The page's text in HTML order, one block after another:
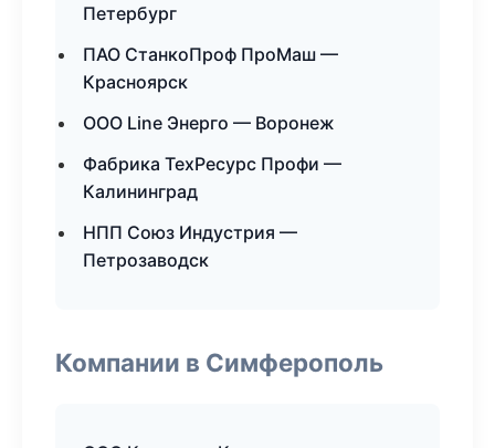
Петербург
ПАО СтанкоПроф ПроМаш —
Красноярск
ООО Line Энерго — Воронеж
Фабрика ТехРесурс Профи —
Калининград
НПП Союз Индустрия —
Петрозаводск
Компании в Симферополь